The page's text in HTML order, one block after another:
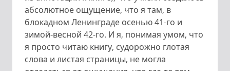
абсолютное ощущение, что я там, в
блокадном Ленинграде осенью 41-го и
зимой-весной 42-го. И я, понимая умом, что
я просто читаю книгу, судорожно глотая
слова и листая страницы, не могла